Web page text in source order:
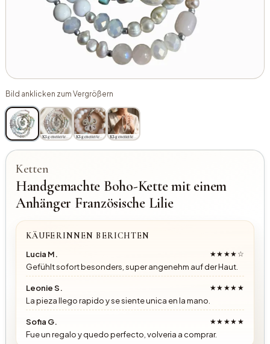
Bild anklicken zum Vergrößern
KI-generiertes BildKI-generiertes BildKI-generiertes Bild
Ketten
Handgemachte Boho-Kette mit einem
Anhänger Französische Lilie
KÄUFERINNEN BERICHTEN
Lucia M.
★★★★☆
Gefühlt sofort besonders, super angenehm auf der Haut.
Leonie S. ★★★★★
La pieza llego rapido y se siente unica en la mano.
Sofia G. ★★★★★
Fue un regalo y quedo perfecto, volveria a comprar.